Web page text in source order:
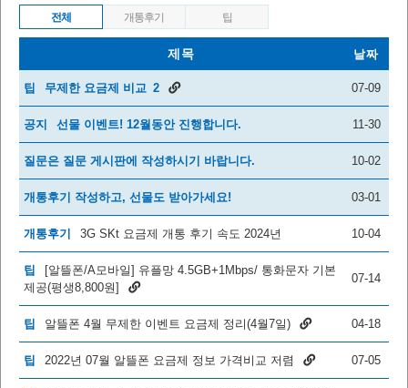
전체 개통후기 팁
제목 날짜
팁 무제한 요금제 비교 2 07-09
공지 선물 이벤트! 12월동안 진행합니다. 11-30
질문은 질문 게시판에 작성하시기 바랍니다. 10-02
개통후기 작성하고, 선물도 받아가세요! 03-01
개통후기 3G SKt 요금제 개통 후기 속도 2024년 10-04
팁
[알뜰폰/A모바일] 유플망 4.5GB+1Mbps/ 통화문자 기본
제공(평생8,800원]
07-14
팁 알뜰폰 4월 무제한 이벤트 요금제 정리(4월7일) 04-18
팁 2022년 07월 알뜰폰 요금제 정보 가격비교 저렴 07-05